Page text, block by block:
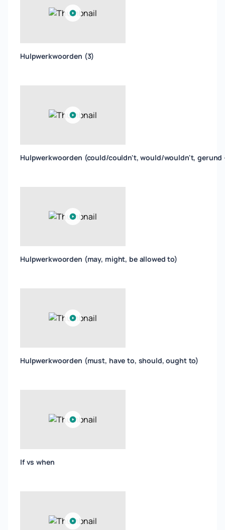
Hulpwerkwoorden (3)
Hulpwerkwoorden (could/couldn't, would/wouldn't, gerund
Hulpwerkwoorden (may, might, be allowed to)
Hulpwerkwoorden (must, have to, should, ought to)
If vs when